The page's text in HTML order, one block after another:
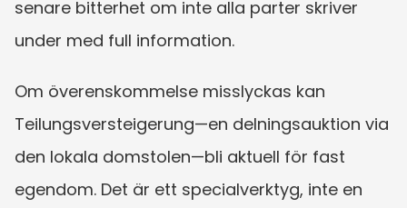
senare bitterhet om inte alla parter skriver
under med full information.
Om överenskommelse misslyckas kan
Teilungsversteigerung—en delningsauktion via
den lokala domstolen—bli aktuell för fast
egendom. Det är ett specialverktyg, inte en